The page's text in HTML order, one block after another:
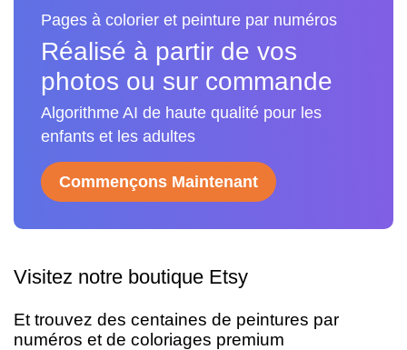
Pages à colorier et peinture par numéros
Réalisé à partir de vos
photos ou sur commande
Algorithme AI de haute qualité pour les
enfants et les adultes
Commençons Maintenant
Visitez notre boutique Etsy
Et trouvez des centaines de peintures par
numéros et de coloriages premium